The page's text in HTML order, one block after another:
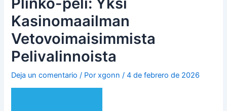
Kasinomaailman
Vetovoimaisimmista
Pelivalinnoista
Deja un comentario / Porxgonn/4 de febrero de 2026